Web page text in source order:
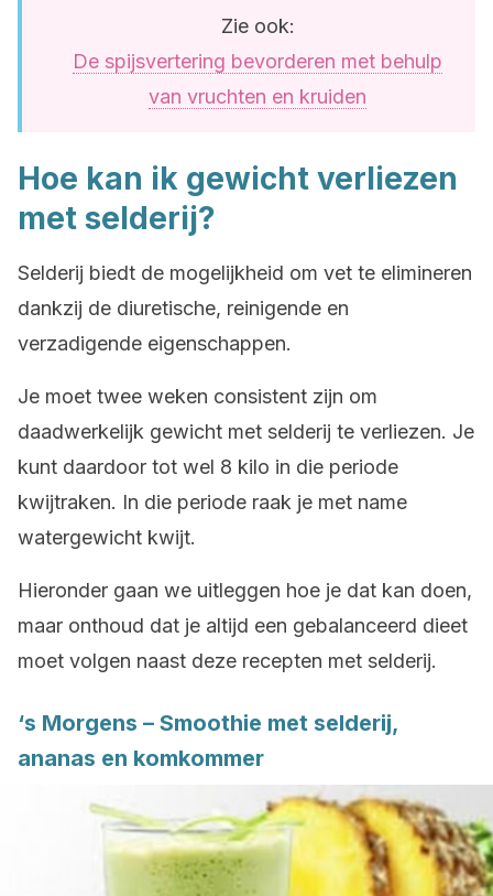
Zie ook:
De spijsvertering bevorderen met behulp
van vruchten en kruiden
Hoe kan ik gewicht verliezen
met selderij?
Selderij biedt de mogelijkheid om vet te elimineren
dankzij de diuretische, reinigende en
verzadigende eigenschappen.
Je moet twee weken consistent zijn om
daadwerkelijk gewicht met selderij te verliezen. Je
kunt daardoor tot wel 8 kilo in die periode
kwijtraken. In die periode raak je met name
watergewicht kwijt.
Hieronder gaan we uitleggen hoe je dat kan doen,
maar onthoud dat je altijd een gebalanceerd dieet
moet volgen naast deze recepten met selderij.
‘s Morgens – Smoothie met selderij,
ananas en komkommer